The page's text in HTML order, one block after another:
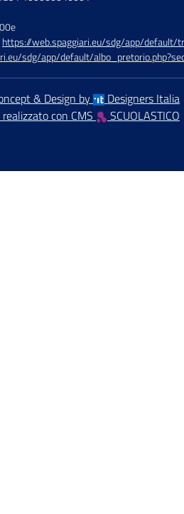
https://web.spaggiari.eu/sdg/app/default/
sdg/app/default/
& Design by
Designers Italia
con CMS
SCUOLASTICO